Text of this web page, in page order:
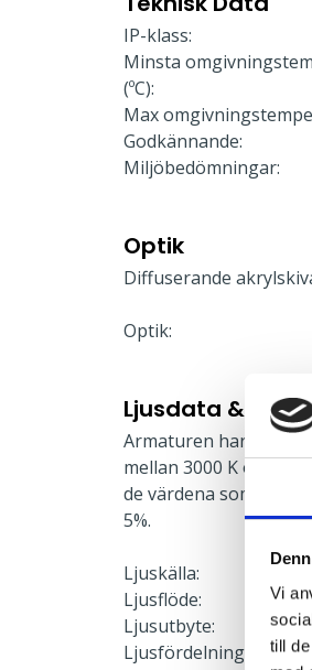
Vi
till
IP-klass:
Minsta
(ºC):
Max
Godkännande:
Miljöbedömningar:
Optik
Diffuserande
Optik:
Ljusdata &
Armaturen har en
mellan 3000 K och
de värdena som
5%.
Ljuskälla:
Ljusflöde:
Ljusutbyte:
Ljusfördelning: